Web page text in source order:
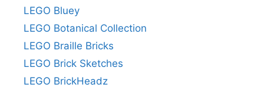
LEGO Bluey
LEGO Botanical Collection
LEGO Braille Bricks
LEGO Brick Sketches
LEGO BrickHeadz